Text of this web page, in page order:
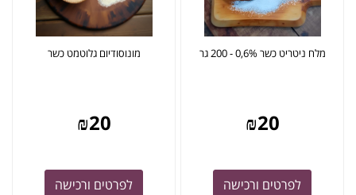
מלח ניטריט כשר 0,6% - 200 גר
₪20
לפרטים ורכישה
מונוסודיום גלוטמט כשר
₪20
לפרטים ורכישה